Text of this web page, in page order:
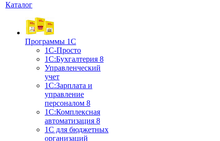
Каталог
Программы 1С
1С-Просто
1С:Бухгалтерия 8
Управленческий
учет
1С:Зарплата и
управление
персоналом 8
1C:Комплексная
автоматизация 8
1С для бюджетных
организаций